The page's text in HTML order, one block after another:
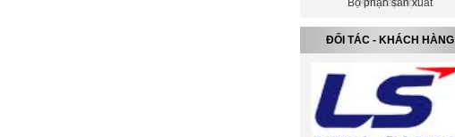
Bộ phận sản xuât
Kho cáp bọc
ĐỐI TÁC - KHÁCH HÀNG